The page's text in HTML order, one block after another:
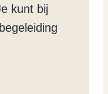
kunt bij